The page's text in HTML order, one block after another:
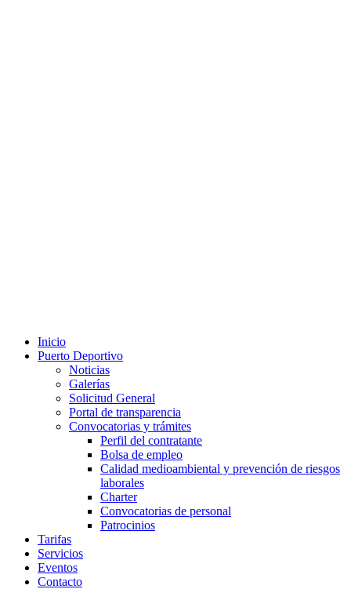
Inicio
Puerto Deportivo
Noticias
Galerías
Solicitud General
Portal de transparencia
Convocatorias y trámites
Perfil del contratante
Bolsa de empleo
Calidad medioambiental y prevención de riesgos
laborales
Charter
Convocatorias de personal
Patrocinios
Tarifas
Servicios
Eventos
Contacto